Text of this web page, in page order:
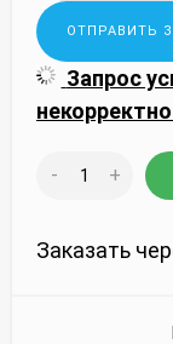
Запрос
некорректно
- +
Заказать